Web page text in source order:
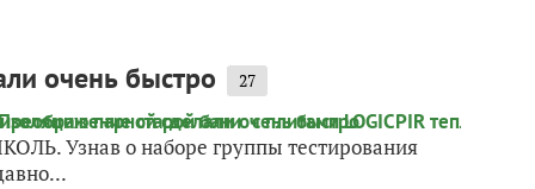
очень быстро 27
Узнав о наборе группы тестирования